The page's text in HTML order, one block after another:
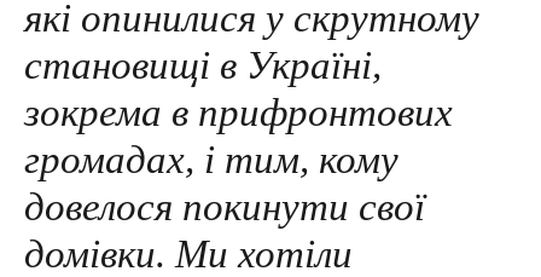
які опинилися у скрутному
становищі в Україні,
зокрема в прифронтових
громадах, і тим, кому
довелося покинути свої
домівки. Ми хотіли